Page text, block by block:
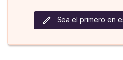
Sea el primero en